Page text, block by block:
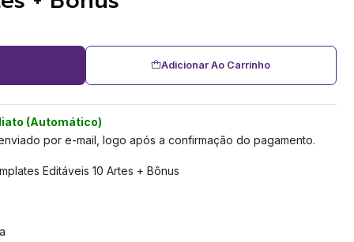
Adicionar Ao Carrinho
(Automático)
por e-mail, logo após a confirmação do pagamento.
Editáveis 10 Artes + Bônus